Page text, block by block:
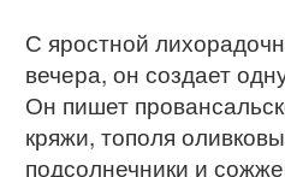
С яростной
вечера, он создает
Он пишет
кряжи, тополя
подсолнечники и